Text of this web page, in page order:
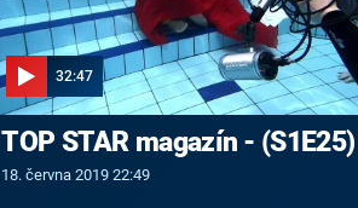
32:47
TOP STAR magazín - (S1E25)
18. června 2019 22:49